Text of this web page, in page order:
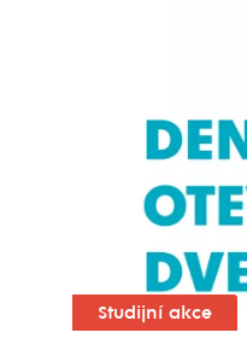
Studijní akce